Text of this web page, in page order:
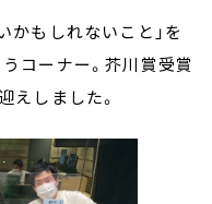
かもしれないこと」を
コーナー。芥川賞受賞
えしました。